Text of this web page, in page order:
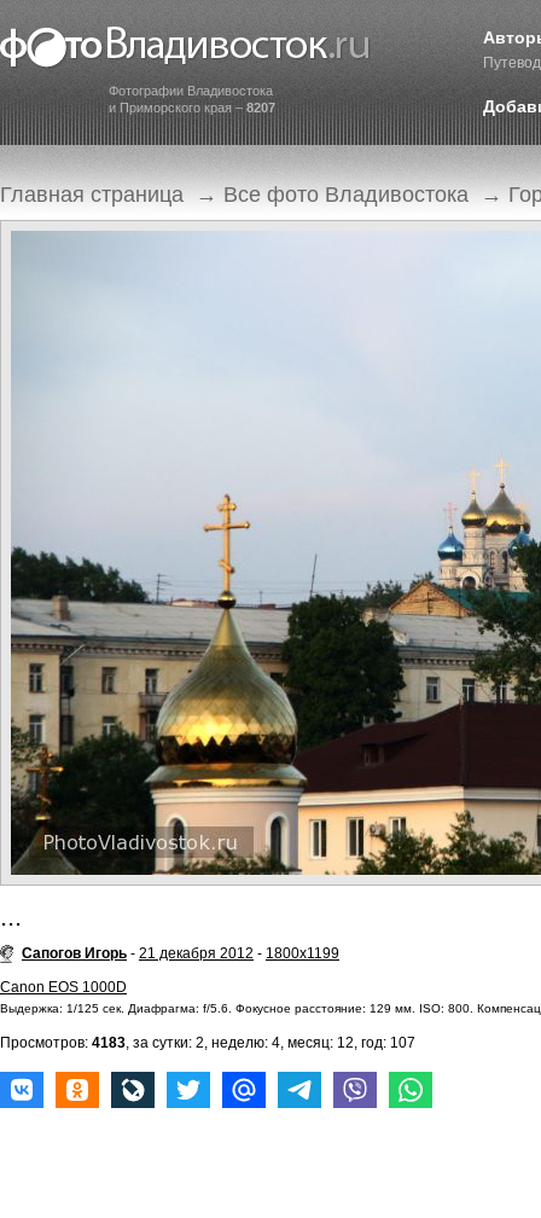
Фотографии Владивостока
и Приморского края – 8207
Главная страница → Все фото Владивостока →
...
Сапогов Игорь - 21 декабря 2012 - 1800x1199
Canon EOS 1000D
Выдержка: 1/125 сек. Диафрагма: f/5.6. Фокусное расстояние: 129 мм. ISO: 800.
Просмотров: 4183, за сутки: 2, неделю: 4, месяц: 12, год: 107